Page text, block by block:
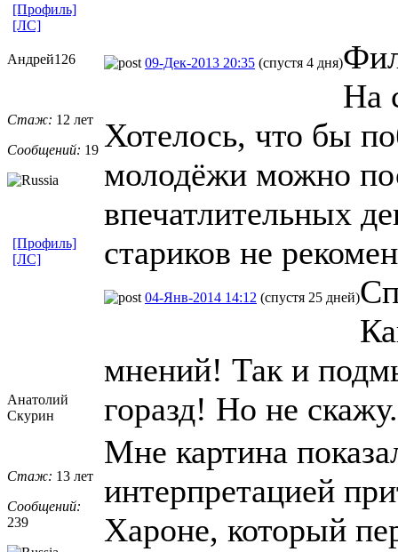
[Профиль]
[ЛС]
Андрей126
Стаж: 12 лет
Сообщений: 19
09-Дек-2013 20:35 (спустя 4 дня)
На
Хотелось, что бы
молодёжи можно
впечатлительных
стариков не
[Профиль]
[ЛС]
Анатолий
Скурин
Стаж: 13 лет
Сообщений:
239
04-Янв-2014 14:12 (спустя 25 дней)
мнений! Так и
горазд! Но не
Мне картина
интерпретацией
Хароне, который